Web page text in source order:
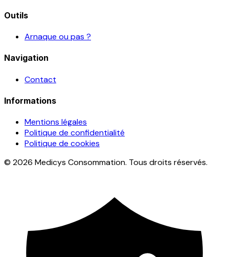
Outils
Arnaque ou pas ?
Navigation
Contact
Informations
Mentions légales
Politique de confidentialité
Politique de cookies
© 2026 Medicys Consommation. Tous droits réservés.